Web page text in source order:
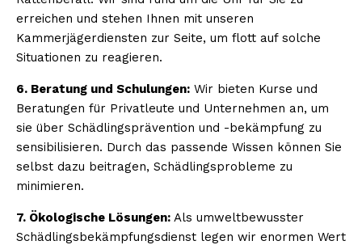
erreichen und stehen Ihnen mit unseren
Kammerjägerdiensten zur Seite, um flott auf solche
Situationen zu reagieren.
6. Beratung und Schulungen: Wir bieten Kurse und
Beratungen für Privatleute und Unternehmen an, um
sie über Schädlingsprävention und -bekämpfung zu
sensibilisieren. Durch das passende Wissen können Sie
selbst dazu beitragen, Schädlingsprobleme zu
minimieren.
7. Ökologische Lösungen: Als umweltbewusster
Schädlingsbekämpfungsdienst legen wir enormen Wert